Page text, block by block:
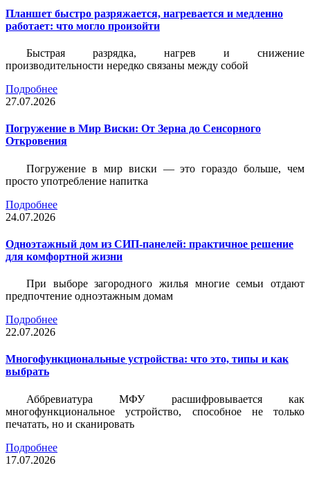
Планшет быстро разряжается, нагревается и медленно
работает: что могло произойти
Быстрая разрядка, нагрев и снижение
производительности нередко связаны между собой
Подробнее
27.07.2026
Погружение в Мир Виски: От Зерна до Сенсорного
Откровения
Погружение в мир виски — это гораздо больше, чем
просто употребление напитка
Подробнее
24.07.2026
Одноэтажный дом из СИП-панелей: практичное решение
для комфортной жизни
При выборе загородного жилья многие семьи отдают
предпочтение одноэтажным домам
Подробнее
22.07.2026
Многофункциональные устройства: что это, типы и как
выбрать
Аббревиатура МФУ расшифровывается как
многофункциональное устройство, способное не только
печатать, но и сканировать
Подробнее
17.07.2026